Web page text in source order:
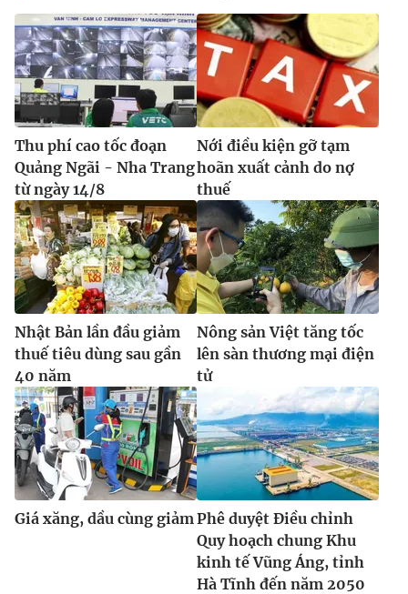
® Cấm sao chép dưới mọi hình thức nếu không có sự chấp
thuận bằng văn bản. Ghi rõ nguồn VTV.vn khi phát hành lại
thông tin từ website này.
Thu phí cao tốc đoạn
Quảng Ngãi - Nha Trang
từ ngày 14/8
Nới điều kiện gỡ tạm
hoãn xuất cảnh do nợ
thuế
Nhật Bản lần đầu giảm
thuế tiêu dùng sau gần
40 năm
Nông sản Việt tăng tốc
lên sàn thương mại điện
tử
Giá xăng, dầu cùng giảm Phê duyệt Điều chỉnh
Quy hoạch chung Khu
kinh tế Vũng Áng, tỉnh
Hà Tĩnh đến năm 2050